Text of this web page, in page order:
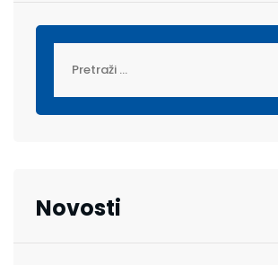
Novosti